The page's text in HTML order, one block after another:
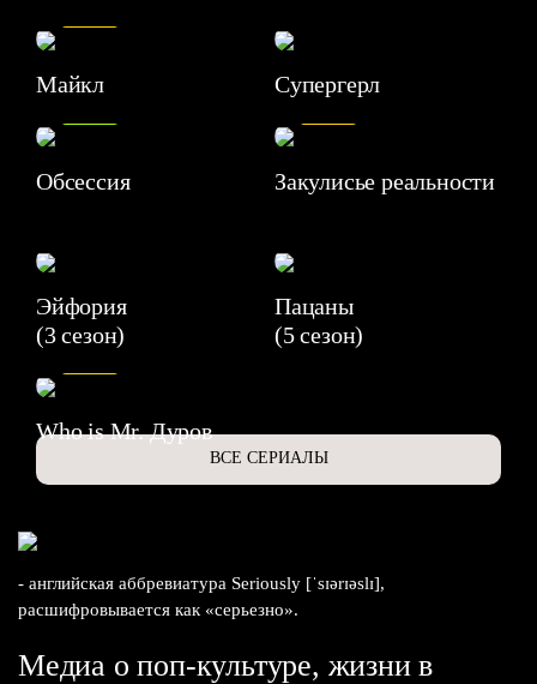
Майкл Супергерл
Обсессия
7.1
Закулисье реальности
Эйфория
(3 сезон)
Пацаны
(5 сезон)
Who is Mr. Дуров
ВСЕ СЕРИАЛЫ
- английская аббревиатура Seriously [ˈsɪərɪəslɪ],
расшифровывается как «серьезно».
Медиа о поп-культуре, жизни в